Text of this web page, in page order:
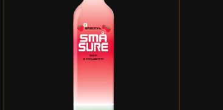
ADD TO CART / DETALLES